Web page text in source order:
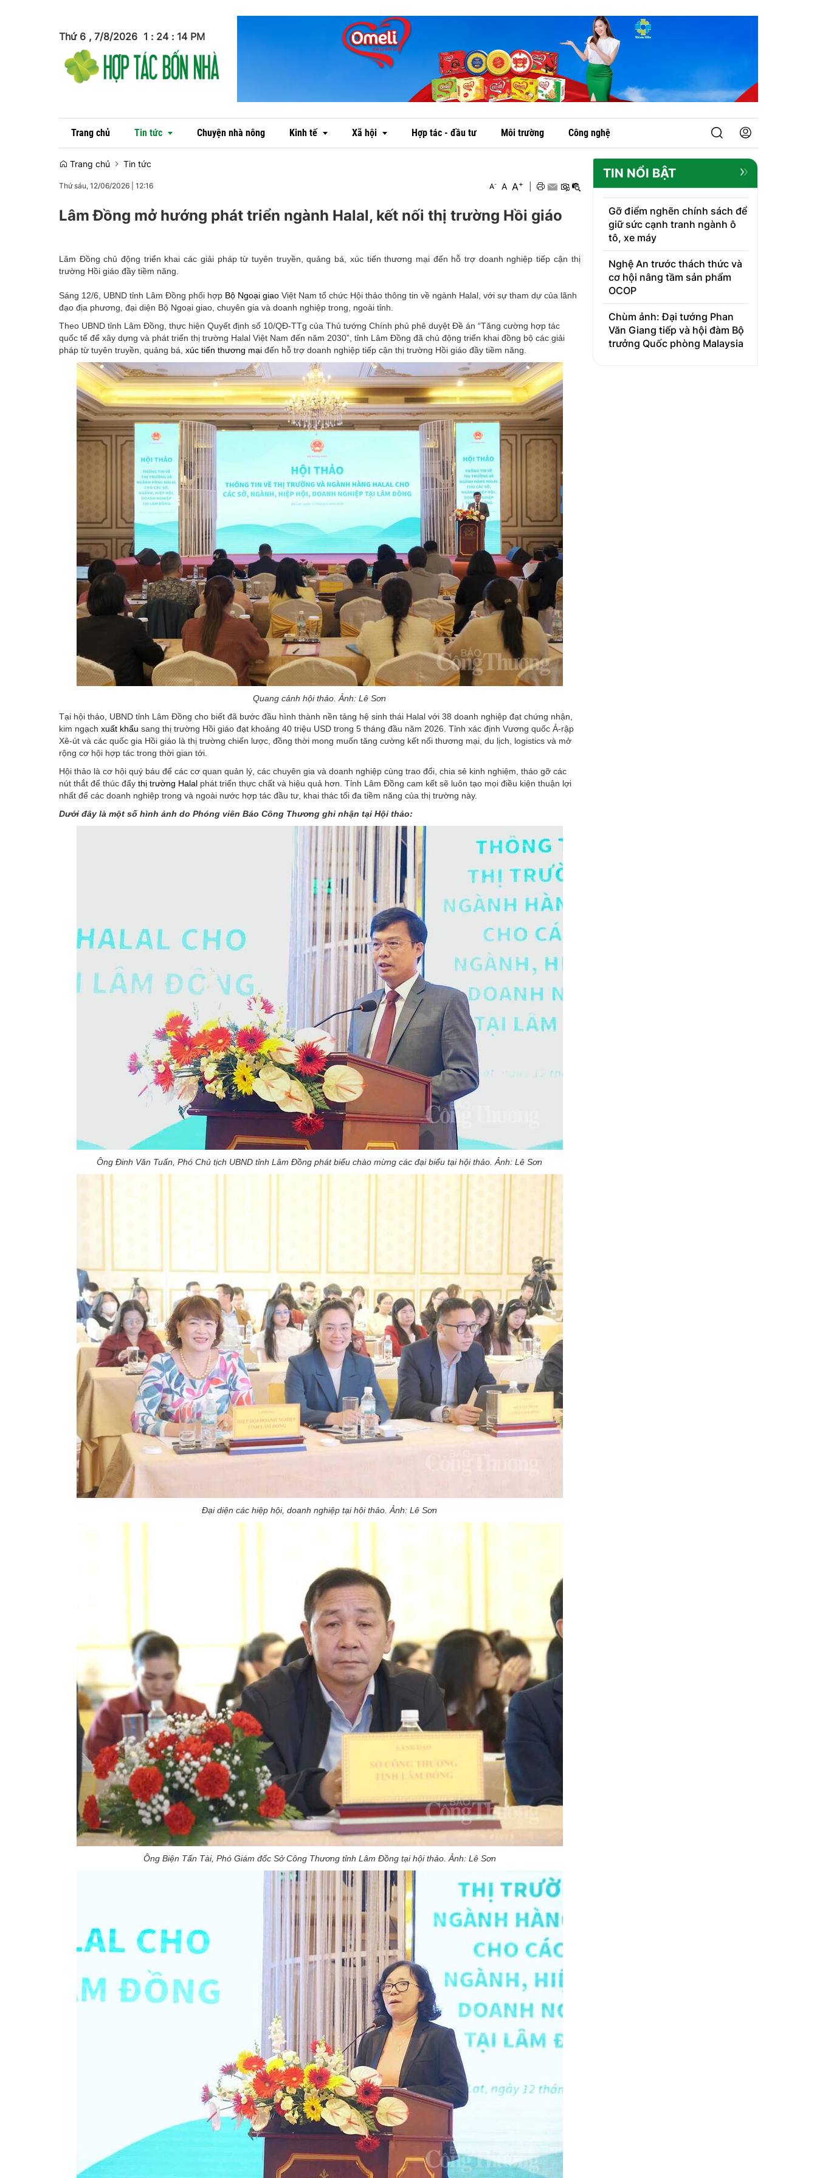
Thứ 6 , 7/8/2026 1 : 24 : 16 PM
Trang chủ Tin tức
Tin trong nước
Tin quốc tế
Chuyện nhà nông Kinh tế
Ngân hàng
OCOP
Xã hội
Đời sống
Hợp tác - đầu tư Môi trường Công nghệ
Trang chủ Tin tức
Thứ sáu, 12/06/2026 12:16 A- A A+
Lâm Đồng mở hướng phát triển ngành Halal, kết nối thị trường Hồi giáo
Lâm Đồng chủ động triển khai các giải pháp từ tuyên truyền, quảng bá, xúc tiến thương mại đến hỗ trợ doanh nghiệp tiếp cận thị
trường Hồi giáo đầy tiềm năng.
Sáng 12/6, UBND tỉnh Lâm Đồng phối hợp Bộ Ngoại giao Việt Nam tổ chức Hội thảo thông tin về ngành Halal, với sự tham dự của lãnh
đạo địa phương, đại diện Bộ Ngoại giao, chuyên gia và doanh nghiệp trong, ngoài tỉnh.
Theo UBND tỉnh Lâm Đồng, thực hiện Quyết định số 10/QĐ-TTg của Thủ tướng Chính phủ phê duyệt Đề án “Tăng cường hợp tác
quốc tế để xây dựng và phát triển thị trường Halal Việt Nam đến năm 2030”, tỉnh Lâm Đồng đã chủ động triển khai đồng bộ các giải
pháp từ tuyên truyền, quảng bá, xúc tiến thương mại đến hỗ trợ doanh nghiệp tiếp cận thị trường Hồi giáo đầy tiềm năng.
Quang cảnh hội thảo. Ảnh: Lê Sơn
Tại hội thảo, UBND tỉnh Lâm Đồng cho biết đã bước đầu hình thành nền tảng hệ sinh thái Halal với 38 doanh nghiệp đạt chứng nhận,
kim ngạch xuất khẩu sang thị trường Hồi giáo đạt khoảng 40 triệu USD trong 5 tháng đầu năm 2026. Tỉnh xác định Vương quốc Ả-rập
Xê-út và các quốc gia Hồi giáo là thị trường chiến lược, đồng thời mong muốn tăng cường kết nối thương mại, du lịch, logistics và mở
rộng cơ hội hợp tác trong thời gian tới.
Hội thảo là cơ hội quý báu để các cơ quan quản lý, các chuyên gia và doanh nghiệp cùng trao đổi, chia sẻ kinh nghiệm, tháo gỡ các
nút thắt để thúc đẩy thị trường Halal phát triển thực chất và hiệu quả hơn. Tỉnh Lâm Đồng cam kết sẽ luôn tạo mọi điều kiện thuận lợi
nhất để các doanh nghiệp trong và ngoài nước hợp tác đầu tư, khai thác tối đa tiềm năng của thị trường này.
Dưới đây là một số hình ảnh do Phóng viên Báo Công Thương ghi nhận tại Hội thảo:
Ông Đinh Văn Tuấn, Phó Chủ tịch UBND tỉnh Lâm Đồng phát biểu chào mừng các đại biểu tại hội thảo. Ảnh: Lê Sơn
Đại diện các hiệp hội, doanh nghiệp tại hội thảo. Ảnh: Lê Sơn
Ông Biện Tấn Tài, Phó Giám đốc Sở Công Thương tỉnh Lâm Đồng tại hội thảo. Ảnh: Lê Sơn
TIN NỔI BẬT
Gỡ điểm nghẽn chính sách để
giữ sức cạnh tranh ngành ô
tô, xe máy
Nghệ An trước thách thức và
cơ hội nâng tầm sản phẩm
OCOP
Chùm ảnh: Đại tướng Phan
Văn Giang tiếp và hội đàm Bộ
trưởng Quốc phòng Malaysia